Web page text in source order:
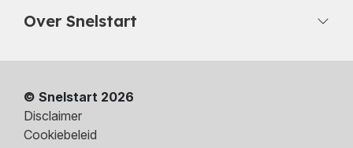
Over Snelstart
© Snelstart 2026
Disclaimer
Cookiebeleid